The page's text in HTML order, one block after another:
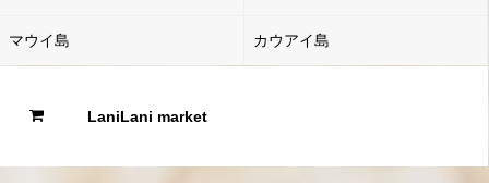
マウイ島 カウアイ島
LaniLani market